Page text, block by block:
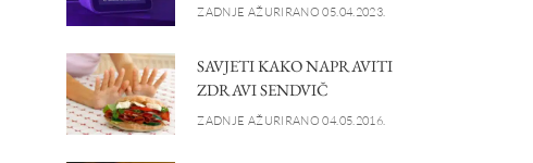
ZADNJE AŽURIRANO 05.04.2023.
SAVJETI KAKO NAPRAVITI
ZDRAVI SENDVIČ
ZADNJE AŽURIRANO 04.05.2016.